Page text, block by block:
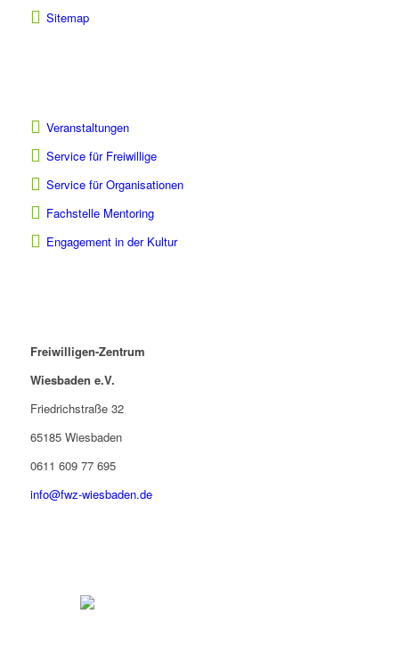
Sitemap
Veranstaltungen
Service für Freiwillige
Service für Organisationen
Fachstelle Mentoring
Engagement in der Kultur
Freiwilligen-Zentrum
Wiesbaden e.V.
Friedrichstraße 32
65185 Wiesbaden
0611 609 77 695
info@fwz-wiesbaden.de